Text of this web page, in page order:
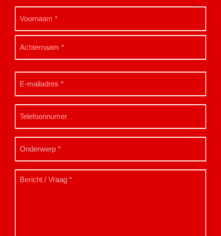
Naam
E-
mailadres
Telefoon
Onderwerp
Bericht